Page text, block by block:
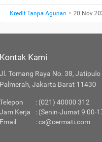
Kredit Tanpa Agunan • 20 Nov
Kontak Kami
Jl. Tomang Raya No. 38, Jatipulo
Palmerah, Jakarta Barat 11430
Telepon
: (021) 40000 312
Jam Kerja
: (Senin-Jumat 9:00-
Email
:cs@cermati.com